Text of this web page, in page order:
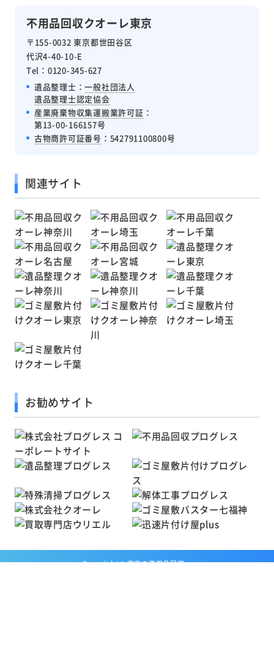
不用品回収クオーレ東京
〒155-0032 東京都世田谷区
代沢4-40-10-E
Tel：0120-345-627
遺品整理士：一般社団法人
遺品整理士認定協会
産業廃棄物収集運搬業許可証 ：
第13-00-166157号
古物商許可証番号 ：542791100800号
関連サイト
お勧めサイト
Copyright ©東京の不用品回収・